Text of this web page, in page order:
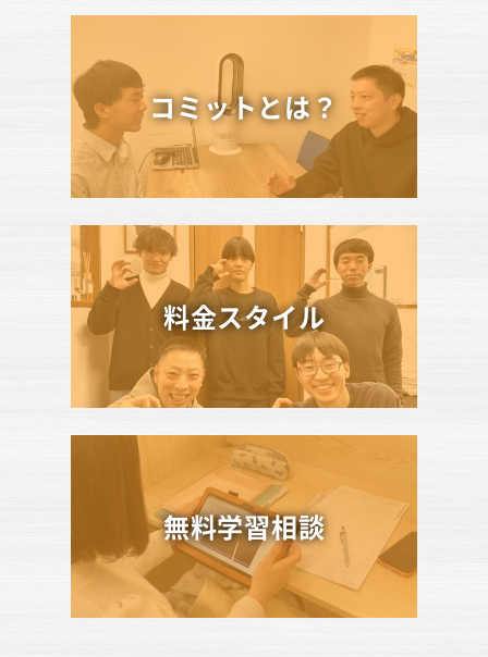
コミットとは？
料金スタイル
無料学習相談